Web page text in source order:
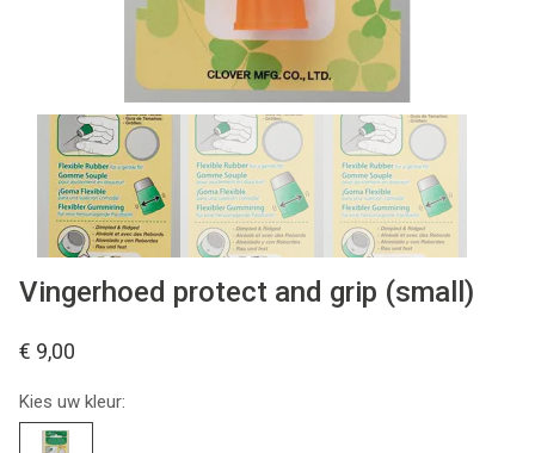
Vingerhoed protect and grip (small)
€ 9,00
Kies uw kleur: